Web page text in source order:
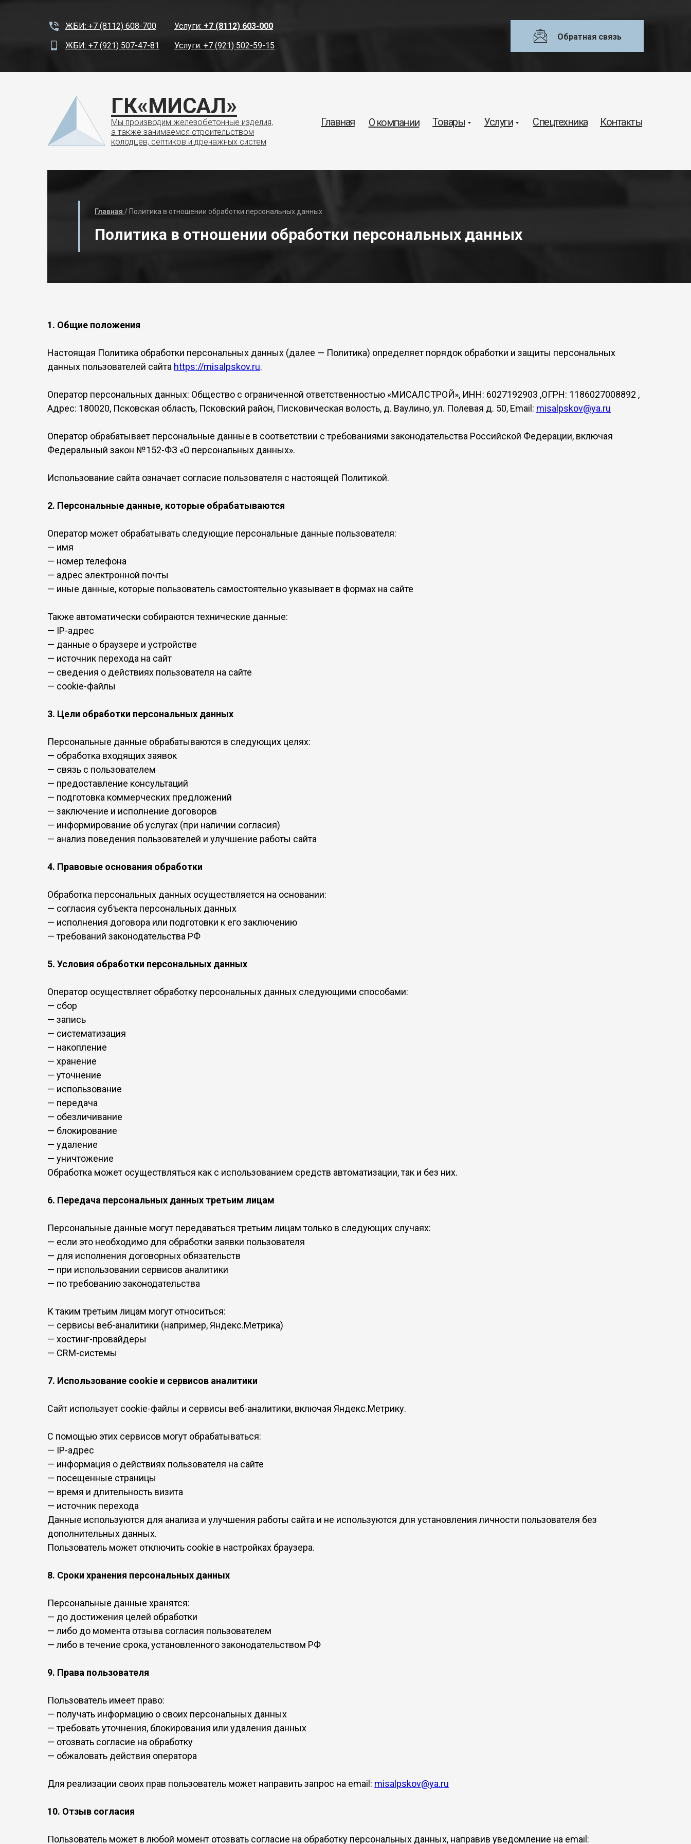
Обратная связь
ЖБИ: +7 (921) 507-47-81
ЖБИ: +7 (8112) 608-700
Услуги: +7 (921) 502-59-15
Услуги: +7 (8112) 603-000
Мы производим железобетонные изделия,
а также занимаемся строительством
колодцев, септиков и дренажных систем
ГК«МИСАЛ»
Главная О компании Товары Услуги Спецтехника Контакты
Политика в отношении обработки персональных данных
Главная / Политика в отношении обработки персональных данных
1. Общие положения
Настоящая Политика обработки персональных данных (далее — Политика) определяет порядок обработки и защиты персональных
данных пользователей сайта https://misalpskov.ru.
Оператор персональных данных: Общество с ограниченной ответственностью «МИСАЛСТРОЙ», ИНН: 6027192903 ,ОГРН: 1186027008892 ,
Адрес: 180020, Псковская область, Псковский район, Писковическая волость, д. Ваулино, ул. Полевая д. 50, Email: misalpskov@ya.ru
Оператор обрабатывает персональные данные в соответствии с требованиями законодательства Российской Федерации, включая
Федеральный закон №152-ФЗ «О персональных данных».
Использование сайта означает согласие пользователя с настоящей Политикой.
2. Персональные данные, которые обрабатываются
Оператор может обрабатывать следующие персональные данные пользователя:
— имя
— номер телефона
— адрес электронной почты
— иные данные, которые пользователь самостоятельно указывает в формах на сайте
Также автоматически собираются технические данные:
— IP-адрес
— данные о браузере и устройстве
— источник перехода на сайт
— сведения о действиях пользователя на сайте
— cookie-файлы
3. Цели обработки персональных данных
Персональные данные обрабатываются в следующих целях:
— обработка входящих заявок
— связь с пользователем
— предоставление консультаций
— подготовка коммерческих предложений
— заключение и исполнение договоров
— информирование об услугах (при наличии согласия)
— анализ поведения пользователей и улучшение работы сайта
4. Правовые основания обработки
Обработка персональных данных осуществляется на основании:
— согласия субъекта персональных данных
— исполнения договора или подготовки к его заключению
— требований законодательства РФ
5. Условия обработки персональных данных
Оператор осуществляет обработку персональных данных следующими способами:
— сбор
— запись
— систематизация
— накопление
— хранение
— уточнение
— использование
— передача
— обезличивание
— блокирование
— удаление
— уничтожение
Обработка может осуществляться как с использованием средств автоматизации, так и без них.
6. Передача персональных данных третьим лицам
Персональные данные могут передаваться третьим лицам только в следующих случаях:
— если это необходимо для обработки заявки пользователя
— для исполнения договорных обязательств
— при использовании сервисов аналитики
— по требованию законодательства
К таким третьим лицам могут относиться:
— сервисы веб-аналитики (например, Яндекс.Метрика)
— хостинг-провайдеры
— CRM-системы
7. Использование cookie и сервисов аналитики
Сайт использует cookie-файлы и сервисы веб-аналитики, включая Яндекс.Метрику.
С помощью этих сервисов могут обрабатываться:
— IP-адрес
— информация о действиях пользователя на сайте
— посещенные страницы
— время и длительность визита
— источник перехода
Данные используются для анализа и улучшения работы сайта и не используются для установления личности пользователя без
дополнительных данных.
Пользователь может отключить cookie в настройках браузера.
8. Сроки хранения персональных данных
Персональные данные хранятся:
— до достижения целей обработки
— либо до момента отзыва согласия пользователем
— либо в течение срока, установленного законодательством РФ
9. Права пользователя
Пользователь имеет право:
— получать информацию о своих персональных данных
— требовать уточнения, блокирования или удаления данных
— отозвать согласие на обработку
— обжаловать действия оператора
Для реализации своих прав пользователь может направить запрос на email: misalpskov@ya.ru
10. Отзыв согласия
Пользователь может в любой момент отозвать согласие на обработку персональных данных, направив уведомление на email: